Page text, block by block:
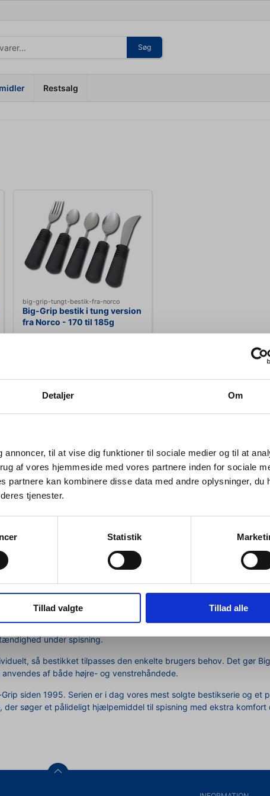
Detaljer Om
til at vise dig funktioner til sociale medier og til at
af vores hjemmeside med vores partnere inden for sociale
partnere kan kombinere disse data med andre oplysninger, du
tjenester.
Statistik
Tillad valgte Tillad alle
Søg
Restsalg
ønsker at handle som
Privat Erhverv
big-grip-tungt-bestik-fra-norco
Big-Grip bestik i tung version
fra Norco - 170 til 185g
Vis varianter
fra Norco
mest populære bestikserier til personer med nedsat håndfunktion.
Grip – men kvaliteten, funktionaliteten og det velkendte design er
tykke greb med skridsikker (non-slip) belægning, som sikrer
velegnet til personer med fx gigt, nedsat grebsfunktion eller
tung version af Big-Grip bestik
og en tung version. Den tunge model er udviklet til at
spasticitet eller andre tilstande med uønskede rystelser. Det
under spisning.
så bestikket tilpasses den enkelte brugers behov. Det gør
af både højre- og venstrehåndede.
Grip siden 1995. Serien er i dag vores mest solgte bestikserie og
der søger et pålideligt hjælpemiddel til spisning med ekstra komfort